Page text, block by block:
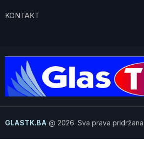
KONTAKT
GLASTK.BA @ 2026. Sva prava